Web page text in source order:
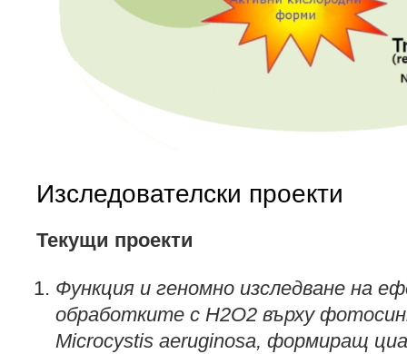
Изследователски проекти
Текущи проекти
Функция и геномно изследване на
обработките с H2O2 върху
Microcystis aeruginosa, формиращ